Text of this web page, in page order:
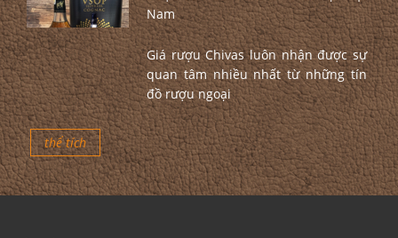
Nam
Giá rượu Chivas luôn nhận được sự
quan tâm nhiều nhất từ những tín
đồ rượu ngoại
thể tích